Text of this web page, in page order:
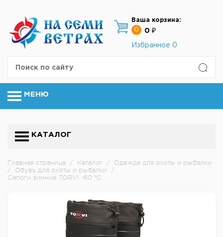
Ваша корзина:
0
0 ₽
Избранное 0
МЕНЮ
КАТАЛОГ
Главная страница / Каталог /
Одежда для охоты и рыбалки
/
Обувь для охоты и рыбалки
/
Сапоги зимние TORVI -60 °C